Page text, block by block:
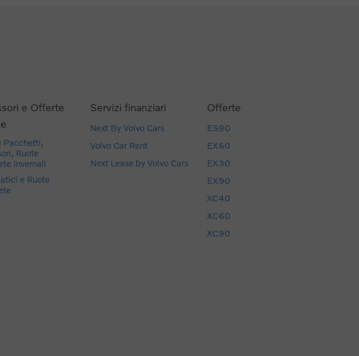
e Offerte
Pacchetti,
Ruote
Invernali
e Ruote
Servizi finanziari
Next By Volvo Cars
Volvo Car Rent
Next Lease by Volvo Cars
Offerte
ES90
EX60
EX30
EX90
XC40
XC60
XC90